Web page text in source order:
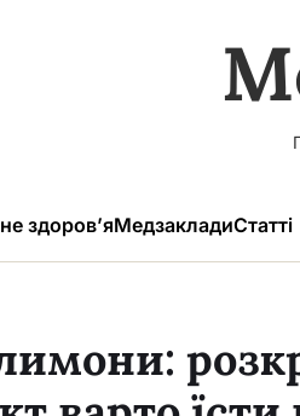
здоров’яМедзакладиСтатті